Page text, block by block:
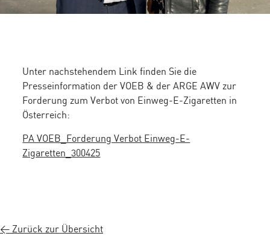
Unter nachstehendem Link finden Sie die
Presseinformation der VOEB & der ARGE AWV zur
Forderung zum Verbot von Einweg-E-Zigaretten in
Österreich:
PA VOEB_Forderung Verbot Einweg-E-
Zigaretten_300425
< Zurück zur Übersicht